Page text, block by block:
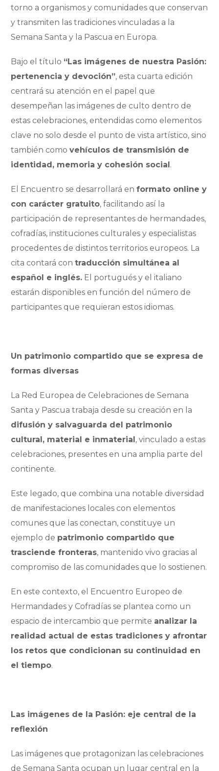
torno a organismos y comunidades que conservan
y transmiten las tradiciones vinculadas a la
Semana Santa y la Pascua en Europa.
Bajo el título “Las imágenes de nuestra Pasión:
pertenencia y devoción”, esta cuarta edición
centrará su atención en el papel que
desempeñan las imágenes de culto dentro de
estas celebraciones, entendidas como elementos
clave no solo desde el punto de vista artístico, sino
también comovehículos de transmisión de
identidad, memoria y cohesión social .
El Encuentro se desarrollará enformato online y
con carácter gratuito, facilitando así la
participación de representantes de hermandades,
cofradías, instituciones culturales y especialistas
procedentes de distintos territorios europeos. La
cita contará contraducción simultánea al
español e inglés. El portugués y el italiano
estarán disponibles en función del número de
participantes que requieran estos idiomas.
Un patrimonio compartido que se expresa de
formas diversas
La Red Europea de Celebraciones de Semana
Santa y Pascua trabaja desde su creación en la
difusión y salvaguarda del patrimonio
cultural, material e inmaterial , vinculado a estas
celebraciones, presentes en una amplia parte del
continente.
Este legado, que combina una notable diversidad
de manifestaciones locales con elementos
comunes que las conectan, constituye un
ejemplo de patrimonio compartido que
trasciende fronteras, mantenido vivo gracias al
compromiso de las comunidades que lo sostienen.
En este contexto, el Encuentro Europeo de
Hermandades y Cofradías se plantea como un
espacio de intercambio que permite analizar la
realidad actual de estas tradiciones y afrontar
los retos que condicionan su continuidad en
el tiempo.
Las imágenes de la Pasión: eje central de la
reflexión
Las imágenes que protagonizan las celebraciones
de Semana Santa ocupan un lugar central en la